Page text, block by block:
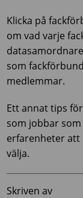
Klicka på
om vad varje
som
medlemmar.
Ett annat tips
som jobbar
erfarenheter att
välja.
Skriven av